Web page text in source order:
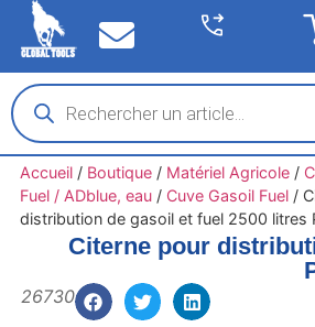
Accueil/ Boutique/ Matériel Agricole/
Fuel / ADblue, eau/ Cuve Gasoil Fuel/
distribution de gasoil et fuel 2500 litres
Citerne pour
26730